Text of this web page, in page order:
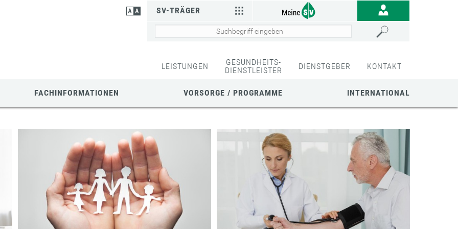
SV-TRÄGER
LEISTUNGEN
GESUNDHEITS-
DIENSTLEISTER
DIENSTGEBER KONTAKT
FACHINFORMATIONEN VORSORGE / PROGRAMME INTERNATIONAL